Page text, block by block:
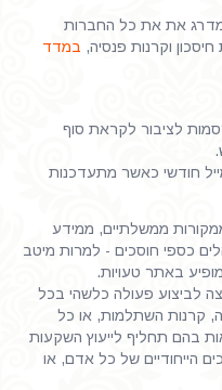
את את כל החברות
וקרנות פנסיה, במדד
לציבור לקראת סוף
חודשי כאשר מתעדכנות
ממשלתיים, ממידע
כספי חוסכים - למרות מיטב
באתר טעויות.
לביצוע פעולה כלשהי בכל
קרנות השתלמות, או כל
בהם תחליף לייעוץ השקעות
הייחודיים של כל אדם, או